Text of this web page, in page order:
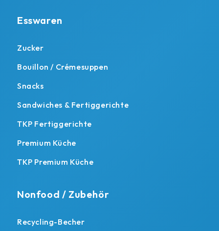
Esswaren
Zucker
Bouillon / Crémesuppen
Snacks
Sandwiches & Fertiggerichte
TKP Fertiggerichte
Premium Küche
TKP Premium Küche
Nonfood / Zubehör
Recycling-Becher